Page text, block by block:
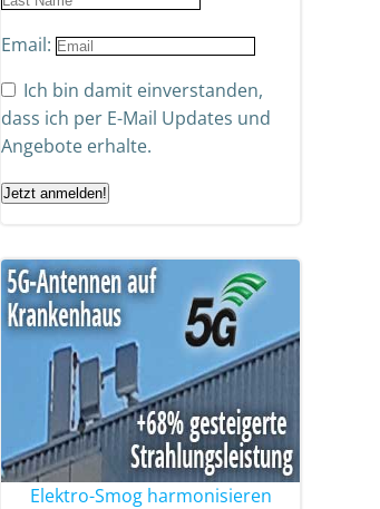
Email:
Ich bin damit einverstanden,
dass ich per E-Mail Updates und
Angebote erhalte.
Jetzt anmelden!
Elektro-Smog harmonisieren